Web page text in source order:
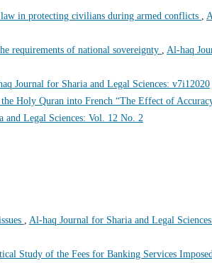
in protecting civilians during armed conflicts
requirements of national sovereignty
Al-haq
Journal for Sharia and Legal Sciences: v7i12020
Holy Quran into French “The Effect of
and Legal Sciences: Vol. 12 No. 2
Al-haq Journal for Sharia and Legal
Study of the Fees for Banking Services